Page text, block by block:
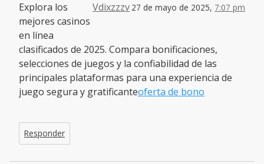
Vdixzzzv 27 de mayo de 2025, 7:07 pm
Explora los
mejores casinos
en línea
clasificados de 2025. Compara bonificaciones,
selecciones de juegos y la confiabilidad de las
principales plataformas para una experiencia de
juego segura y gratificanteoferta de bono
Responder